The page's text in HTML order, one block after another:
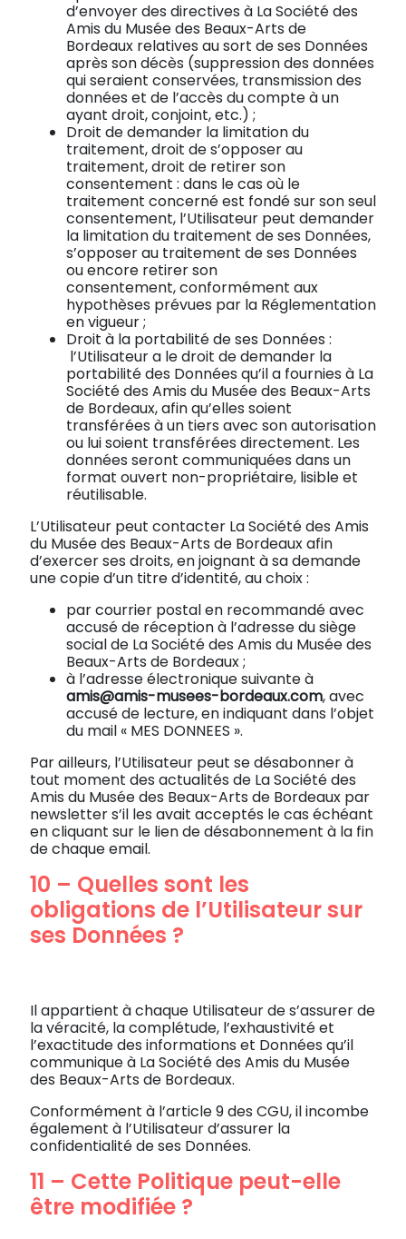
d’envoyer des directives à La Société des
Amis du Musée des Beaux-Arts de
Bordeaux relatives au sort de ses Données
après son décès (suppression des données
qui seraient conservées, transmission des
données et de l’accès du compte à un
ayant droit, conjoint, etc.) ;
Droit de demander la limitation du
traitement, droit de s’opposer au
traitement, droit de retirer son
consentement : dans le cas où le
traitement concerné est fondé sur son seul
consentement, l’Utilisateur peut demander
la limitation du traitement de ses Données,
s’opposer au traitement de ses Données
ou encore retirer son
consentement, conformément aux
hypothèses prévues par la Réglementation
en vigueur ;
Droit à la portabilité de ses Données :
l’Utilisateur a le droit de demander la
portabilité des Données qu’il a fournies à La
Société des Amis du Musée des Beaux-Arts
de Bordeaux, afin qu’elles soient
transférées à un tiers avec son autorisation
ou lui soient transférées directement. Les
données seront communiquées dans un
format ouvert non-propriétaire, lisible et
réutilisable.
L’Utilisateur peut contacter La Société des Amis
du Musée des Beaux-Arts de Bordeaux afin
d’exercer ses droits, en joignant à sa demande
une copie d’un titre d’identité, au choix :
par courrier postal en recommandé avec
accusé de réception à l’adresse du siège
social de La Société des Amis du Musée des
Beaux-Arts de Bordeaux ;
à l’adresse électronique suivante à
amis@amis-musees-bordeaux.com, avec
accusé de lecture, en indiquant dans l’objet
du mail « MES DONNEES ».
Par ailleurs, l’Utilisateur peut se désabonner à
tout moment des actualités de La Société des
Amis du Musée des Beaux-Arts de Bordeaux par
newsletter s’il les avait acceptés le cas échéant
en cliquant sur le lien de désabonnement à la fin
de chaque email.
10 – Quelles sont les
obligations de l’Utilisateur sur
ses Données ?
Il appartient à chaque Utilisateur de s’assurer de
la véracité, la complétude, l’exhaustivité et
l’exactitude des informations et Données qu’il
communique à La Société des Amis du Musée
des Beaux-Arts de Bordeaux.
Conformément à l’article 9 des CGU, il incombe
également à l’Utilisateur d’assurer la
confidentialité de ses Données.
11 – Cette Politique peut-elle
être modifiée ?